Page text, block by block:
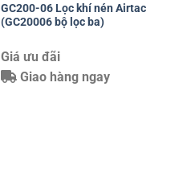
GC200-06 Lọc khí nén Airtac
(GC20006 bộ lọc ba)
Giá ưu đãi
Giao hàng ngay